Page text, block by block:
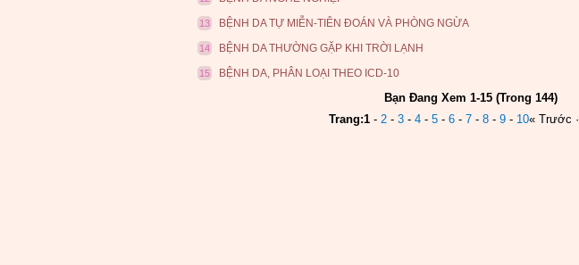
13 BỆNH DA TỰ MIỄN-TIÊN ĐOÁN VÀ PHÒNG NGỪA
14 BỆNH DA THƯỜNG GẶP KHI TRỜI LẠNH
15 BỆNH DA, PHÂN LOẠI THEO ICD-10
Bạn Đang Xem 1-15 (Trong 144)
Trang:1- 2- 3- 4- 5- 6- 7- 8- 9- 10« Trước ·